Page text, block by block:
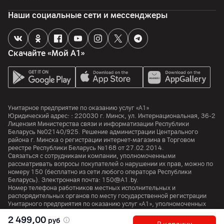
2 499,00 руб
Веб-браузер
Управление голосом, голосовой поиск
да
Дополнительно
Новая кнопка ИИ, функции перетаскивания на пульте AI
Корпус
Цвет
Черный
Крепление VESA
300 x 200 мм
Толщина панели
49.9 мм
Ширина
Скачайте «Мой А1»
Наши социальные сети и мессенджеры
Унитарное предприятие по оказанию услуг «А1»
Юридический адрес: : 220030 г. Минск, ул. Интернациональная, 36-2
Лицензия Министерства связи и информатизации Республики
Беларусь №02140/925. Решение администрации Центрального
района г. Минска о регистрации интернет-магазина в Торговом
реестре Республики Беларусь №168 от 27.02.2014.
Связаться с сотрудниками компании, уполномоченными
рассматривать вопросы покупателей о нарушении их прав, можно по
номеру 150 (бесплатно из сети любого оператора Республики
Беларусь). Электронная почта: 150@A1.by.
Номер телефона работников местных исполнительных и
распорядительных органов по месту государственной регистрации
Унитарного предприятия по оказанию услуг «А1», уполномоченных